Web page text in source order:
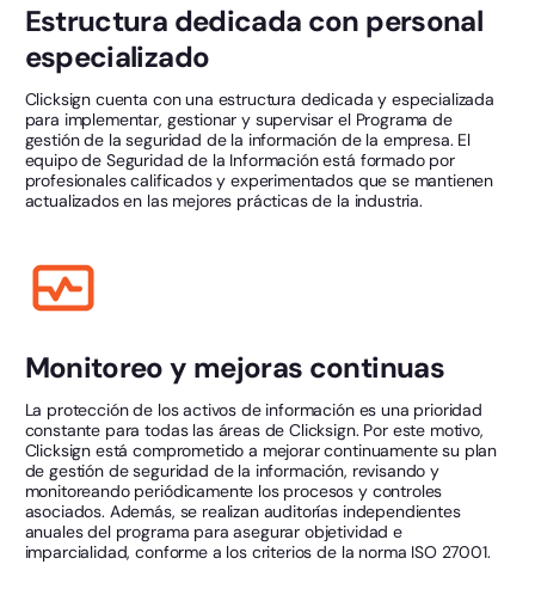
Estructura dedicada con personal
especializado
Clicksign cuenta con una estructura dedicada y especializada
para implementar, gestionar y supervisar el Programa de
gestión de la seguridad de la información de la empresa. El
equipo de Seguridad de la Información está formado por
profesionales calificados y experimentados que se mantienen
actualizados en las mejores prácticas de la industria.
Monitoreo y mejoras continuas
La protección de los activos de información es una prioridad
constante para todas las áreas de Clicksign. Por este motivo,
Clicksign está comprometido a mejorar continuamente su plan
de gestión de seguridad de la información, revisando y
monitoreando periódicamente los procesos y controles
asociados. Además, se realizan auditorías independientes
anuales del programa para asegurar objetividad e
imparcialidad, conforme a los criterios de la norma ISO 27001.